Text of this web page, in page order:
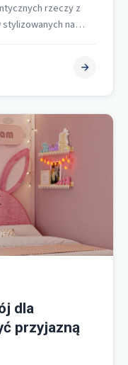
rzeczy z
na
dla
przyjazną